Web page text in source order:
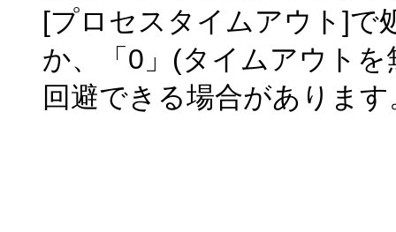
[プロセスタイムアウト]で
か、「0」(タイムアウト
回避できる場合があります